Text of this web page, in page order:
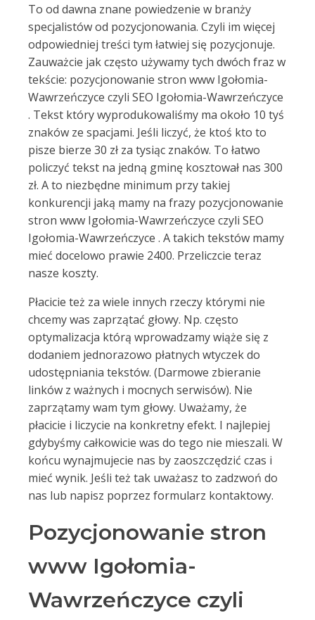
To od dawna znane powiedzenie w branży
specjalistów od pozycjonowania. Czyli im więcej
odpowiedniej treści tym łatwiej się pozycjonuje.
Zauważcie jak często używamy tych dwóch fraz w
tekście: pozycjonowanie stron www Igołomia-
Wawrzeńczyce czyli SEO Igołomia-Wawrzeńczyce
. Tekst który wyprodukowaliśmy ma około 10 tyś
znaków ze spacjami. Jeśli liczyć, że ktoś kto to
pisze bierze 30 zł za tysiąc znaków. To łatwo
policzyć tekst na jedną gminę kosztował nas 300
zł. A to niezbędne minimum przy takiej
konkurencji jaką mamy na frazy pozycjonowanie
stron www Igołomia-Wawrzeńczyce czyli SEO
Igołomia-Wawrzeńczyce . A takich tekstów mamy
mieć docelowo prawie 2400. Przeliczcie teraz
nasze koszty.
Płacicie też za wiele innych rzeczy którymi nie
chcemy was zaprzątać głowy. Np. często
optymalizacja którą wprowadzamy wiąże się z
dodaniem jednorazowo płatnych wtyczek do
udostępniania tekstów. (Darmowe zbieranie
linków z ważnych i mocnych serwisów). Nie
zaprzątamy wam tym głowy. Uważamy, że
płacicie i liczycie na konkretny efekt. I najlepiej
gdybyśmy całkowicie was do tego nie mieszali. W
końcu wynajmujecie nas by zaoszczędzić czas i
mieć wynik. Jeśli też tak uważasz to zadzwoń do
nas lub napisz poprzez formularz kontaktowy.
Pozycjonowanie stron
www Igołomia-
Wawrzeńczyce czyli